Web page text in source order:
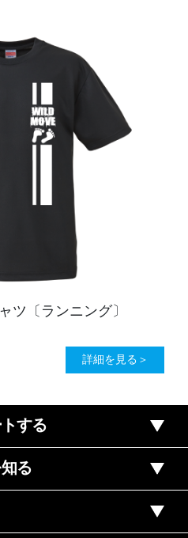
ツ〔ランニング〕
詳細を見る＞
する
る